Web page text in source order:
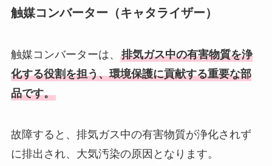
触媒コンバーター（キャタライザー）
触媒コンバーターは、 排気ガス中の有害物質を浄
化する役割を担う、環境保護に貢献する重要な部
品です。
故障すると、排気ガス中の有害物質が浄化されず
に排出され、大気汚染の原因となります。